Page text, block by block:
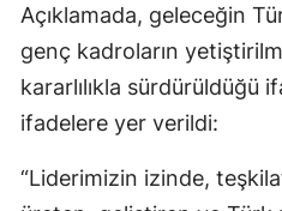
Açıklamada, geleceğin
genç kadroların
kararlılıkla sürdürüldüğü
ifadelere yer verildi:
“Liderimizin izinde,